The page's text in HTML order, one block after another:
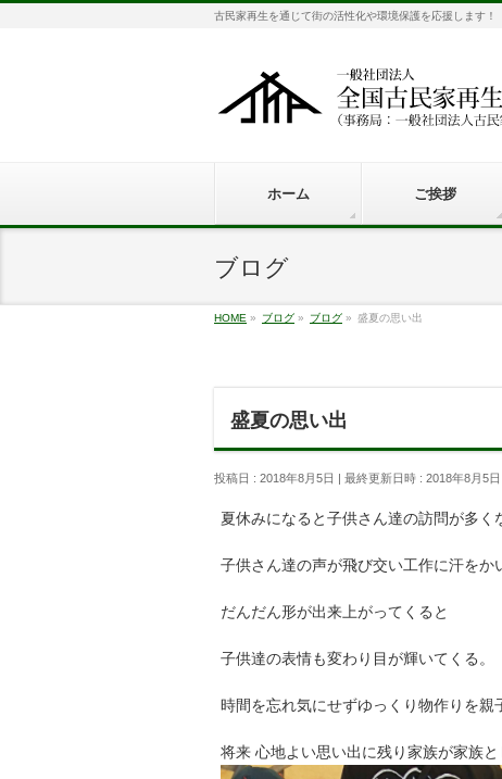
古民家再生を通じて街の活性化や環境保護を応援します！
ホーム ご挨拶
ブログ
HOME » ブログ » ブログ » 盛夏の思い出
盛夏の思い出
投稿日 : 2018年8月5日 最終更新日時 : 2018年8月5日
夏休みになると子供さん達の訪問が多く
子供さん達の声が飛び交い工作に汗をか
だんだん形が出来上がってくると
子供達の表情も変わり目が輝いてくる。
時間を忘れ気にせずゆっくり物作りを親
将来 心地よい思い出に残り家族が家族と